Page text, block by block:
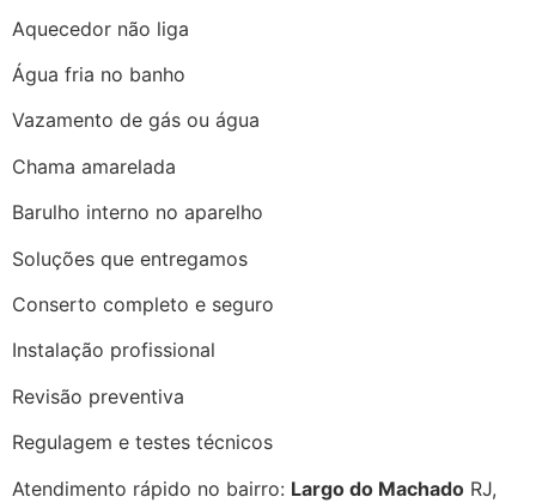
Aquecedor não liga
Água fria no banho
Vazamento de gás ou água
Chama amarelada
Barulho interno no aparelho
Soluções que entregamos
Conserto completo e seguro
Instalação profissional
Revisão preventiva
Regulagem e testes técnicos
Atendimento rápido no bairro: Largo do Machado RJ,